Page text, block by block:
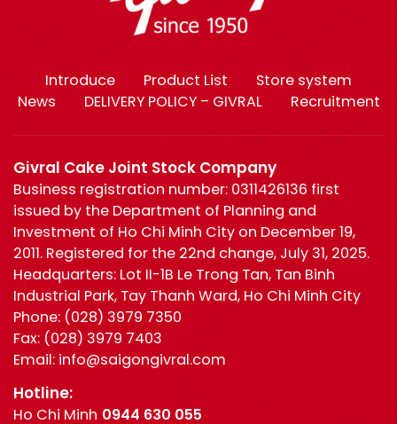
Introduce Product List
Store system
News
DELIVERY POLICY – GIVRAL Recruitment
Givral Cake Joint Stock Company
Business registration number: 0311426136 first
issued by the Department of Planning and
Investment of Ho Chi Minh City on December 19,
2011. Registered for the 22nd change, July 31, 2025.
Headquarters: Lot II-1B Le Trong Tan, Tan Binh
Industrial Park, Tay Thanh Ward, Ho Chi Minh City
Phone: (028) 3979 7350
Fax: (028) 3979 7403
Email: info@saigongivral.com
Hotline:
Ho Chi Minh 0944 630 055